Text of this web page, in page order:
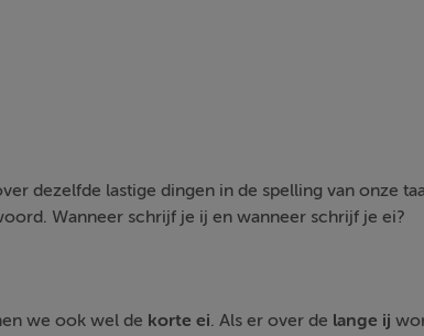
dezelfde lastige dingen in de spelling van onze
Wanneer schrijf je ij en wanneer schrijf je ei?
we ook wel de korte ei. Als er over de lange ij